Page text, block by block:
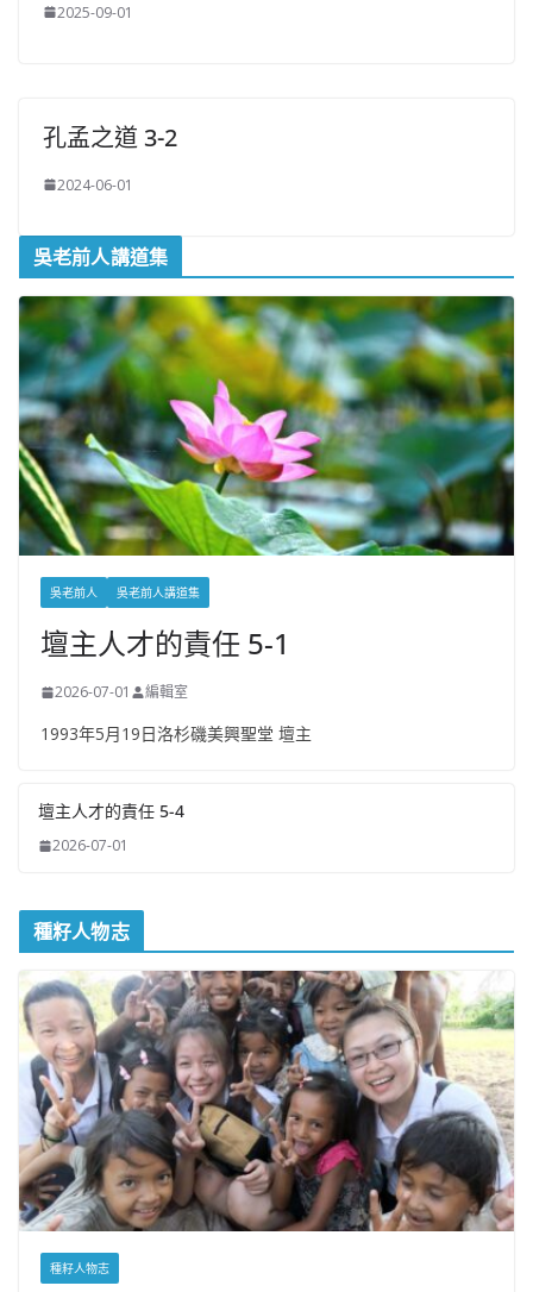
2025-09-01
孔孟之道 3-2
2024-06-01
吳老前人講道集
吳老前人 吳老前人講道集
壇主人才的責任 5-1
2026-07-01 編輯室
1993年5月19日洛杉磯美興聖堂 壇主
壇主人才的責任 5-4
2026-07-01
種籽人物志
種籽人物志